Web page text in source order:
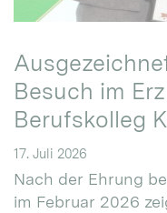
Besuch im
Berufskolleg
17. Juli 2026
Nach der Ehrung
im Februar 2026